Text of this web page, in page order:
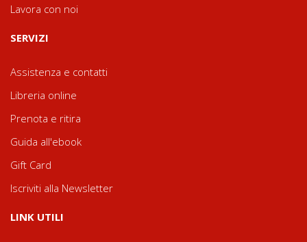
Lavora con noi
SERVIZI
Assistenza e contatti
Libreria online
Prenota e ritira
Guida all'ebook
Gift Card
Iscriviti alla Newsletter
LINK UTILI